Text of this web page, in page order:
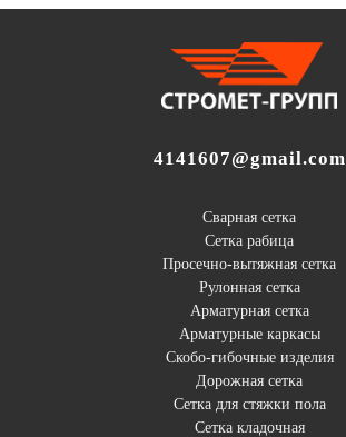
4141607@gmail.com
Сварная сетка
Сетка рабица
Просечно-вытяжная сетка
Рулонная сетка
Арматурная сетка
Арматурные каркасы
Скобо-гибочные изделия
Дорожная сетка
Сетка для стяжки пола
Сетка кладочная